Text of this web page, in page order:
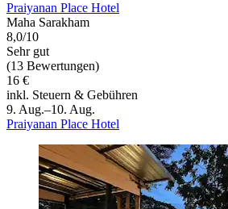
Praiyanan Place Hotel
Maha Sarakham
8,0/10
Sehr gut
(13 Bewertungen)
16 €
inkl. Steuern & Gebühren
9. Aug.–10. Aug.
Praiyanan Place Hotel